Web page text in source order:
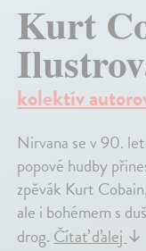
Kurt
kolektív
Nirvana se v 90.
popové hudby
zpěvák Kurt
ale i bohémem s
drog.Čítať ďalej↓